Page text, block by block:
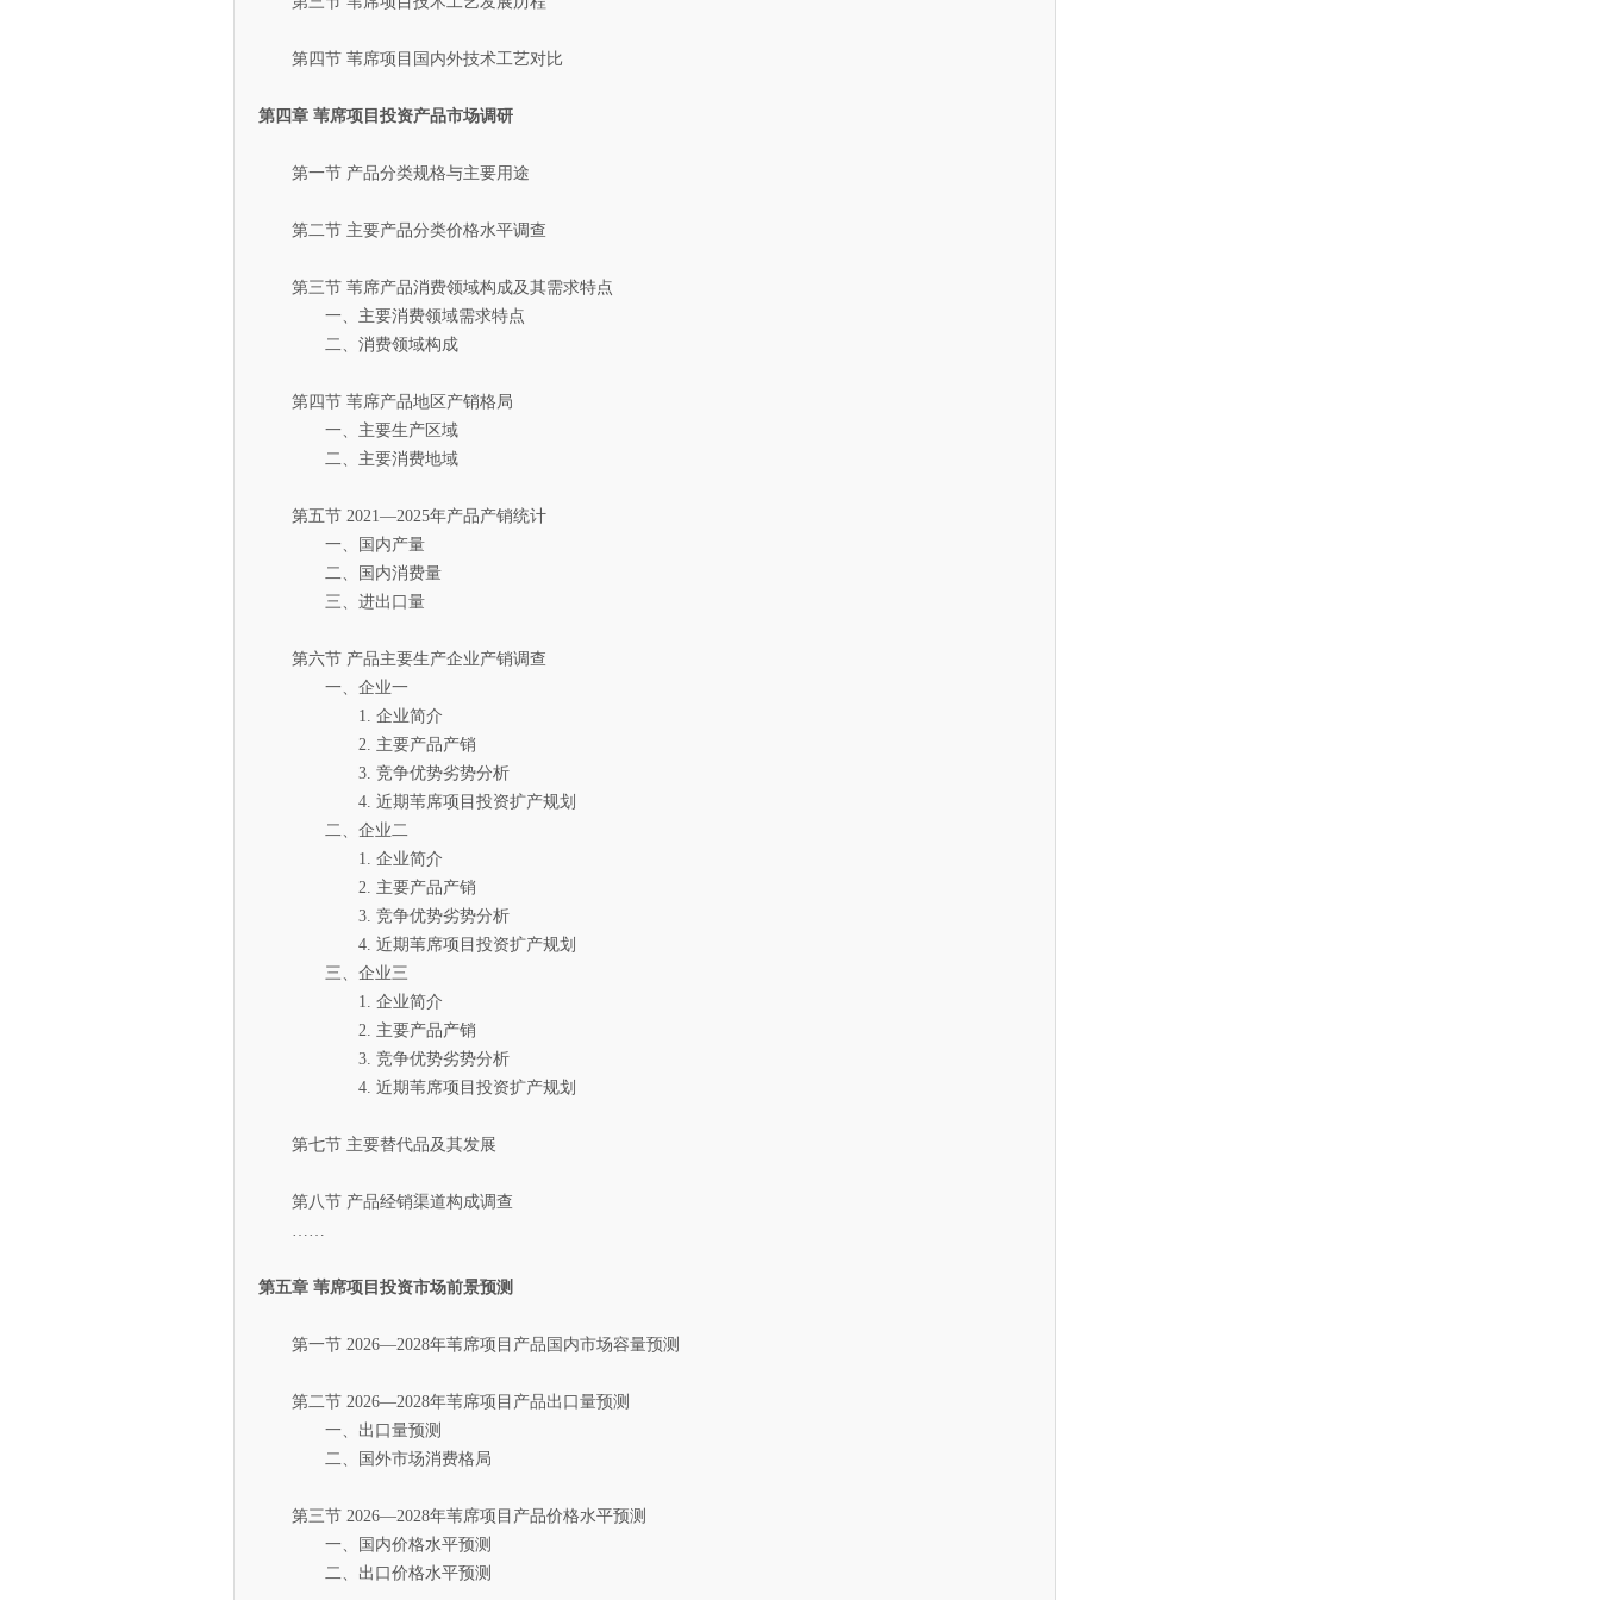
第四节 苇席项目国内外技术工艺对比
第四章 苇席项目投资产品市场调研
第一节 产品分类规格与主要用途
第二节 主要产品分类价格水平调查
第三节 苇席产品消费领域构成及其需求特点
一、主要消费领域需求特点
二、消费领域构成
第四节 苇席产品地区产销格局
一、主要生产区域
二、主要消费地域
第五节 2021—2025年产品产销统计
一、国内产量
二、国内消费量
三、进出口量
第六节 产品主要生产企业产销调查
一、企业一
1. 企业简介
2. 主要产品产销
3. 竞争优势劣势分析
4. 近期苇席项目投资扩产规划
二、企业二
1. 企业简介
2. 主要产品产销
3. 竞争优势劣势分析
4. 近期苇席项目投资扩产规划
三、企业三
1. 企业简介
2. 主要产品产销
3. 竞争优势劣势分析
4. 近期苇席项目投资扩产规划
第七节 主要替代品及其发展
第八节 产品经销渠道构成调查
……
第五章 苇席项目投资市场前景预测
第一节 2026—2028年苇席项目产品国内市场容量预测
第二节 2026—2028年苇席项目产品出口量预测
一、出口量预测
二、国外市场消费格局
第三节 2026—2028年苇席项目产品价格水平预测
一、国内价格水平预测
二、出口价格水平预测